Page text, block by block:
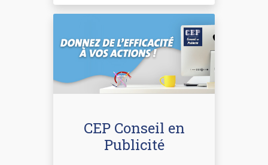
CEP Conseil en
Publicité